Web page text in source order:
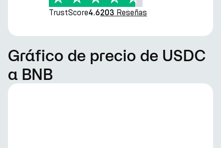
TrustScore4.6203 Reseñas
Gráfico de precio de USDC
a BNB